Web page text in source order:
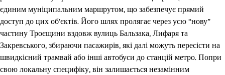
єдиним муніципальним маршрутом, що забезпечує прямий
доступ до цих об’єктів. Його шлях пролягає через усю “нову”
частину Троєщини вздовж вулиць Бальзака, Лифаря та
Закревського, збираючи пасажирів, які далі можуть пересісти на
швидкісний трамвай або інші автобуси до станцій метро. Попри
свою локальну специфіку, він залишається незамінним